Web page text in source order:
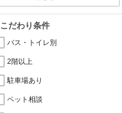
こだわり条件
バス・トイレ別
2階以上
駐車場あり
ペット相談